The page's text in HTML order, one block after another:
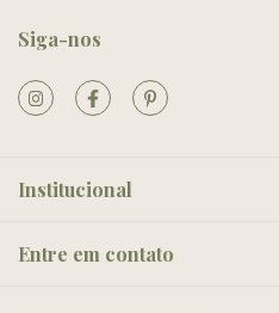
Siga-nos
Institucional
Entre em contato